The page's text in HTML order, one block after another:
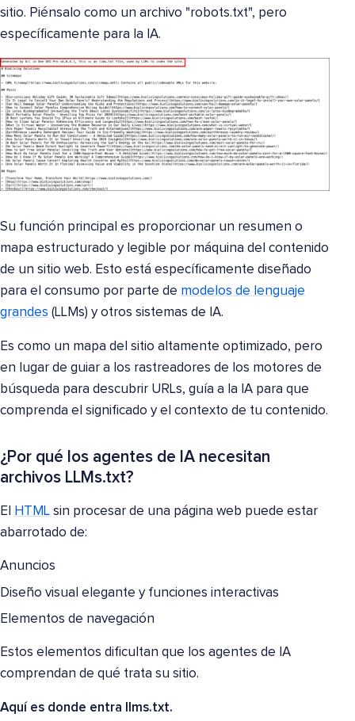
sitio. Piénsalo como un archivo "robots.txt", pero
específicamente para la IA.
Su función principal es proporcionar un resumen o
mapa estructurado y legible por máquina del contenido
de un sitio web. Esto está específicamente diseñado
para el consumo por parte de modelos de lenguaje
grandes (LLMs) y otros sistemas de IA.
Es como un mapa del sitio altamente optimizado, pero
en lugar de guiar a los rastreadores de los motores de
búsqueda para descubrir URLs, guía a la IA para que
comprenda el significado y el contexto de tu contenido.
¿Por qué los agentes de IA necesitan
archivos LLMs.txt?
El HTML sin procesar de una página web puede estar
abarrotado de:
Anuncios
Diseño visual elegante y funciones interactivas
Elementos de navegación
Estos elementos dificultan que los agentes de IA
comprendan de qué trata su sitio.
Aquí es donde entra llms.txt.